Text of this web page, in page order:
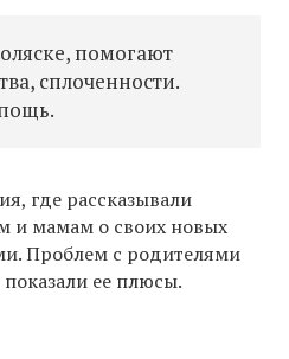
помогают
сплоченности.
где рассказывали
и мамам о своих новых
Проблем с родителями
ее плюсы.